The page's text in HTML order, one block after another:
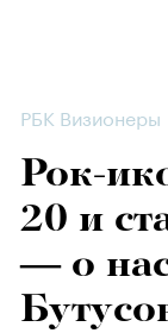
РБК Визионеры
Рок-
20 и
— о